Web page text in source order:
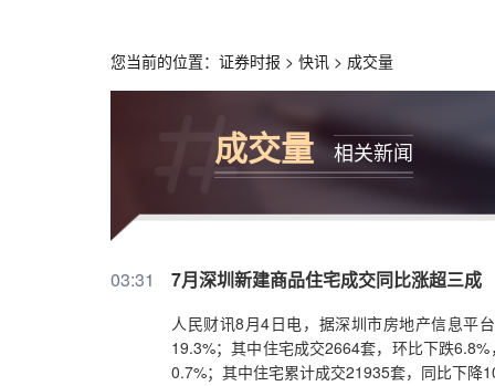
您当前的位置： 证券时报 > 快讯 > 成交量
成交量 相关新闻
03:31 7月深圳新建商品住宅成交同比涨超三成
人民财讯8月4日电，据深圳市房地产信息平
19.3%；其中住宅成交2664套，环比下跌
0.7%；其中住宅累计成交21935套，同比下降